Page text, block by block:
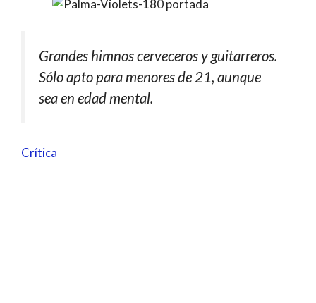
Grandes himnos cerveceros y guitarreros.
Sólo apto para menores de 21, aunque
sea en edad mental.
Crítica